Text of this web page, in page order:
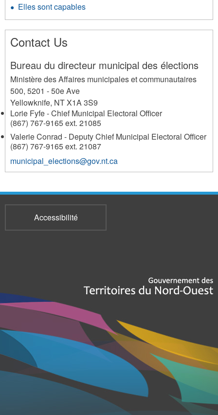
Elles sont capables
Contact Us
Bureau du directeur municipal des élections
Ministère des Affaires municipales et communautaires
500, 5201 - 50e Ave
Yellowknife, NTX1A 3S9
Lorie Fyfe - Chief Municipal Electoral Officer
(867) 767-9165 ext. 21085
Valerie Conrad - Deputy Chief Municipal Electoral Officer
(867) 767-9165 ext. 21087
municipal_elections@gov.nt.ca
Accessibilité